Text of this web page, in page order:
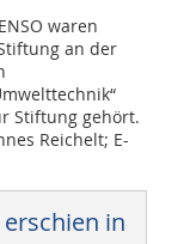
waren
an der
Stiftung gehört.
Reichelt; E-
in